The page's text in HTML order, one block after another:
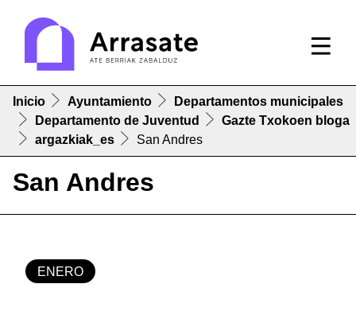
Inicio Ayuntamiento
Departamentos municipales
Departamento de Juventud
Gazte Txokoen bloga
argazkiak_es
San Andres
San Andres
ENERO